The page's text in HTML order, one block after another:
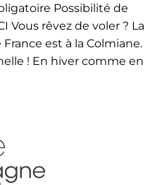
Possibilité de
Vous rêvez de voler ? La
est à la Colmiane.
! En hiver comme en